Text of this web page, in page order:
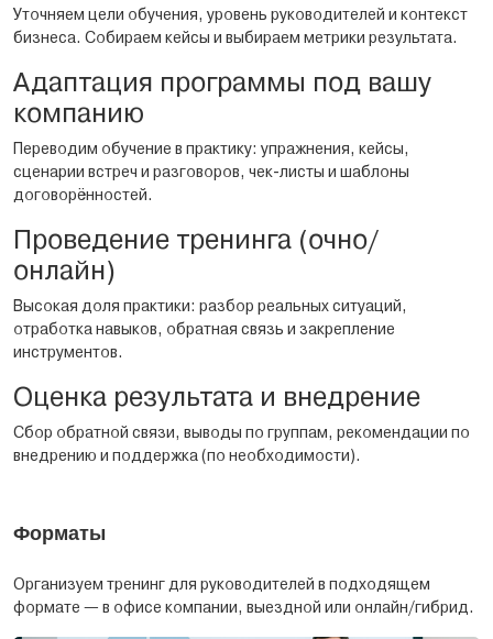
Уточняем цели обучения, уровень руководителей и контекст
бизнеса. Собираем кейсы и выбираем метрики результата.
Адаптация программы под вашу
компанию
Переводим обучение в практику: упражнения, кейсы,
сценарии встреч и разговоров, чек-листы и шаблоны
договорённостей.
Проведение тренинга (очно/
онлайн)
Высокая доля практики: разбор реальных ситуаций,
отработка навыков, обратная связь и закрепление
инструментов.
Оценка результата и внедрение
Сбор обратной связи, выводы по группам, рекомендации по
внедрению и поддержка (по необходимости).
Форматы
Организуем тренинг для руководителей в подходящем
формате — в офисе компании, выездной или онлайн/гибрид.